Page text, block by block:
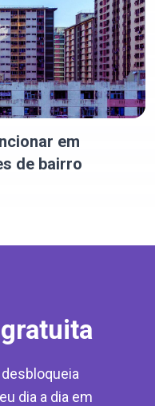
em
de bairro
dia a dia em